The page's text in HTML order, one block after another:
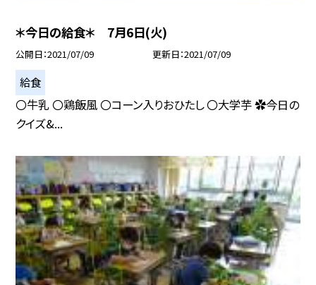
＊今日の給食＊ 7月6日(火)
公開日 2021/07/09 更新日 2021/07/09
給食
〇牛乳 〇鶏飯風 〇コーン入りおひたし 〇大学芋 ✿今日の
クイズ&...